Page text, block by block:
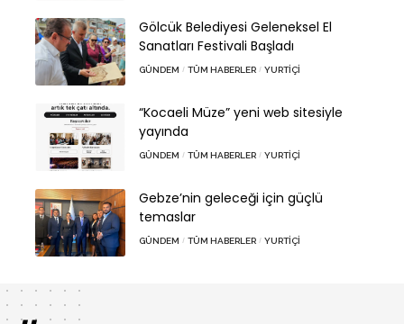
Gölcük Belediyesi Geleneksel El
Sanatları Festivali Başladı
GÜNDEM TÜM HABERLER YURTIÇI
“Kocaeli Müze” yeni web sitesiyle
yayında
GÜNDEM TÜM HABERLER YURTIÇI
Gebze’nin geleceği için güçlü
temaslar
GÜNDEM TÜM HABERLER YURTIÇI